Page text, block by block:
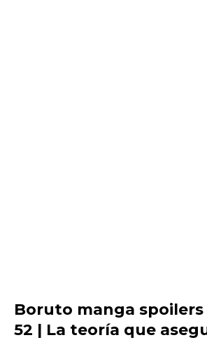
Boruto manga
52 | La teoría que